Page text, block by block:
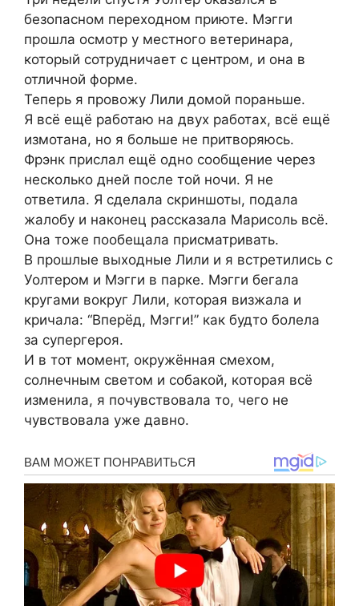
безопасном переходном приюте. Мэгги
прошла осмотр у местного ветеринара,
который сотрудничает с центром, и она в
отличной форме.
Теперь я провожу Лили домой пораньше.
Я всё ещё работаю на двух работах, всё ещё
измотана, но я больше не притворяюсь.
Фрэнк прислал ещё одно сообщение через
несколько дней после той ночи. Я не
ответила. Я сделала скриншоты, подала
жалобу и наконец рассказала Марисоль всё.
Она тоже пообещала присматривать.
В прошлые выходные Лили и я встретились с
Уолтером и Мэгги в парке. Мэгги бегала
кругами вокруг Лили, которая визжала и
кричала: “Вперёд, Мэгги!” как будто болела
за супергероя.
И в тот момент, окружённая смехом,
солнечным светом и собакой, которая всё
изменила, я почувствовала то, чего не
чувствовала уже давно.